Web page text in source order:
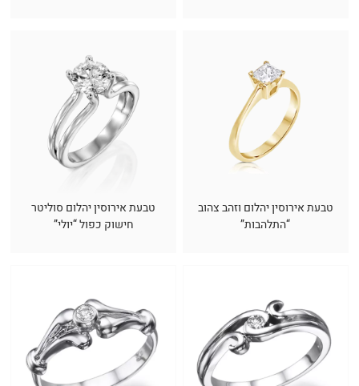
טבעת אירוסין יהלום וזהב צהוב
“התלהבות”
טבעת אירוסין יהלום סוליטר
חישוק כפול “יולי”